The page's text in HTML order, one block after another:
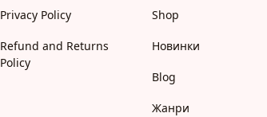
Книги для читання 10+
Вчимося читати
Прописи для дітей
Багаторазові прописи / Книги на липучках
Privacy Policy
Refund and Returns
Policy
Shop
Новинки
Blog
Жанри